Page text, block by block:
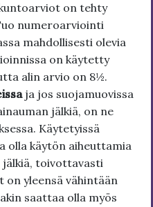
on tehty
numeroarviointi
mahdollisesti olevia
on käytetty
alin arvio on 8½.
ja jos suojamuovissa
jälkiä, on ne
Käytetyissä
olla käytön aiheuttamia
jälkiä, toivottavasti
on yleensä vähintään
saattaa olla myös